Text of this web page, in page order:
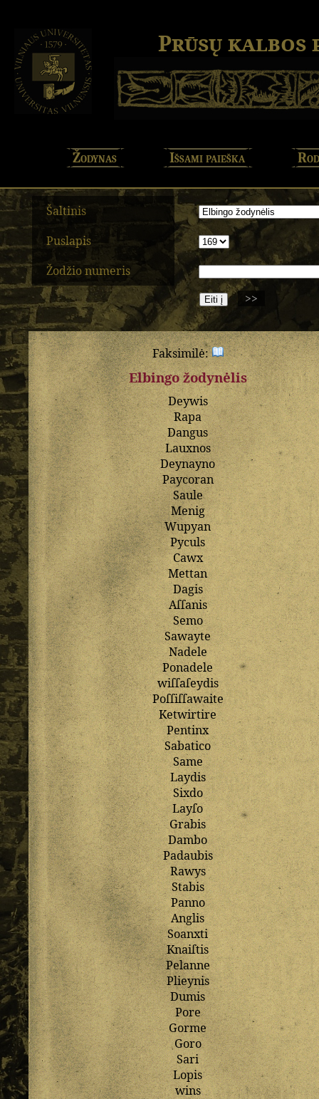
Prūsų kalbos
Žodynas Išsami paieška
Šaltinis
Puslapis
Žodžio numeris
>>
Faksimilė:
Elbingo žodynėlis
Deywis
Rapa
Dangus
Lauxnos
Deynayno
Paycoran
Saule
Menig
Wupyan
Pyculs
Cawx
Mettan
Dagis
Aſſanis
Semo
Sawayte
Nadele
Ponadele
wiſſaſeydis
Poſſiſſawaite
Ketwirtire
Pentinx
Sabatico
Same
Laydis
Sixdo
Layſo
Grabis
Dambo
Padaubis
Rawys
Stabis
Panno
Anglis
Soanxti
Knaiſtis
Pelanne
Plieynis
Dumis
Pore
Gorme
Goro
Sari
Lopis
wins